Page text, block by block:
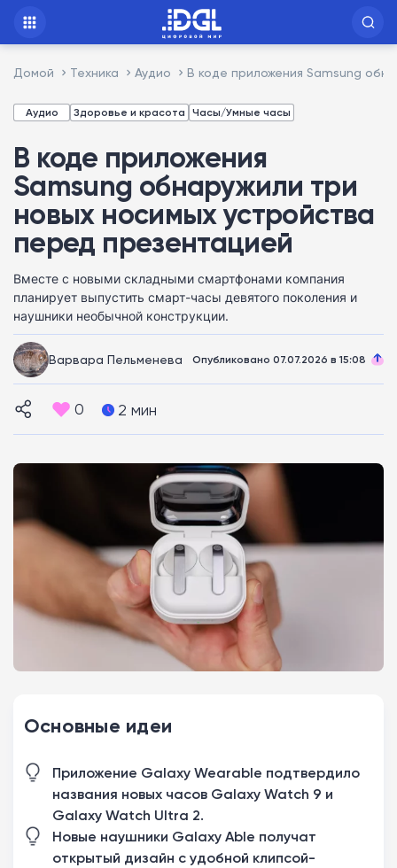
Домой Техника Аудио В коде приложения Samsung
Аудио Здоровье и красота Часы/Умные часы
В коде приложения
Samsung обнаружили три
новых носимых устройства
перед презентацией
Вместе с новыми складными смартфонами компания
планирует выпустить смарт-часы девятого поколения и
наушники необычной конструкции.
Варвара Пельменева Опубликовано 07.07.2026 в 15:08
0 2 мин
Основные идеи
Приложение Galaxy Wearable подтвердило
названия новых часов Galaxy Watch 9 и
Galaxy Watch Ultra 2.
Новые наушники Galaxy Able получат
открытый дизайн с удобной клипсой-